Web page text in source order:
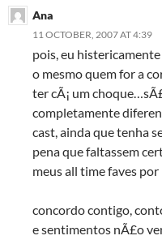
Ana
11 OCTOBER, 2007 AT 4:39
pois, eu
o mesmo quem for a
ter cÃ¡ um
completamente
cast, ainda que tenha
pena que faltassem
meus all time faves
concordo contigo,
e sentimentos nÃ£o